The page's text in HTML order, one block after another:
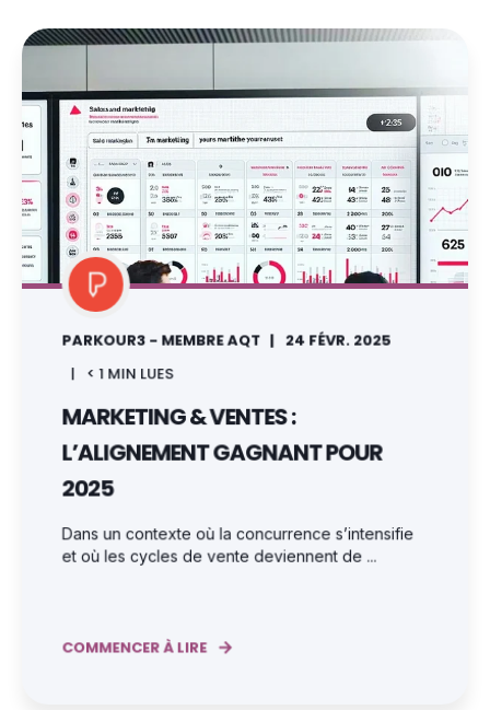
PARKOUR3 - MEMBRE AQT
24 FÉVR. 2025
< 1 MIN LUES
MARKETING & VENTES :
L’ALIGNEMENT GAGNANT POUR
2025
Dans un contexte où la concurrence s’intensifie
et où les cycles de vente deviennent de ...
COMMENCER À LIRE